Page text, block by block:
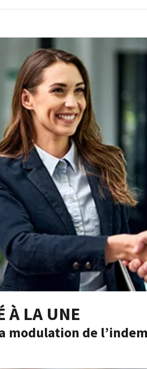
À LA UNE
modulation de